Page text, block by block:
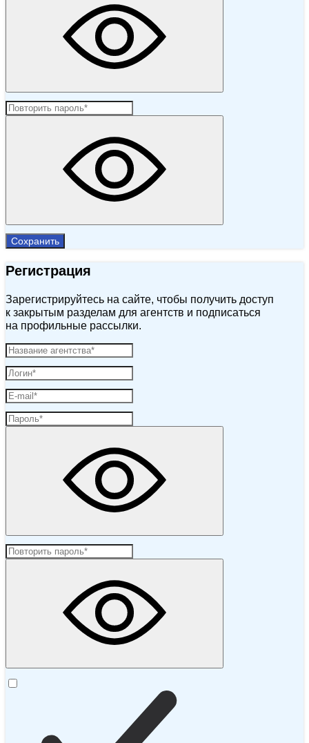
Сохранить
Регистрация
Зарегистрируйтесь на сайте, чтобы получить доступ
к закрытым разделам для агентств и подписаться
на профильные рассылки.